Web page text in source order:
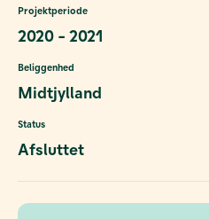
Projektperiode
2020 - 2021
Beliggenhed
Midtjylland
Status
Afsluttet